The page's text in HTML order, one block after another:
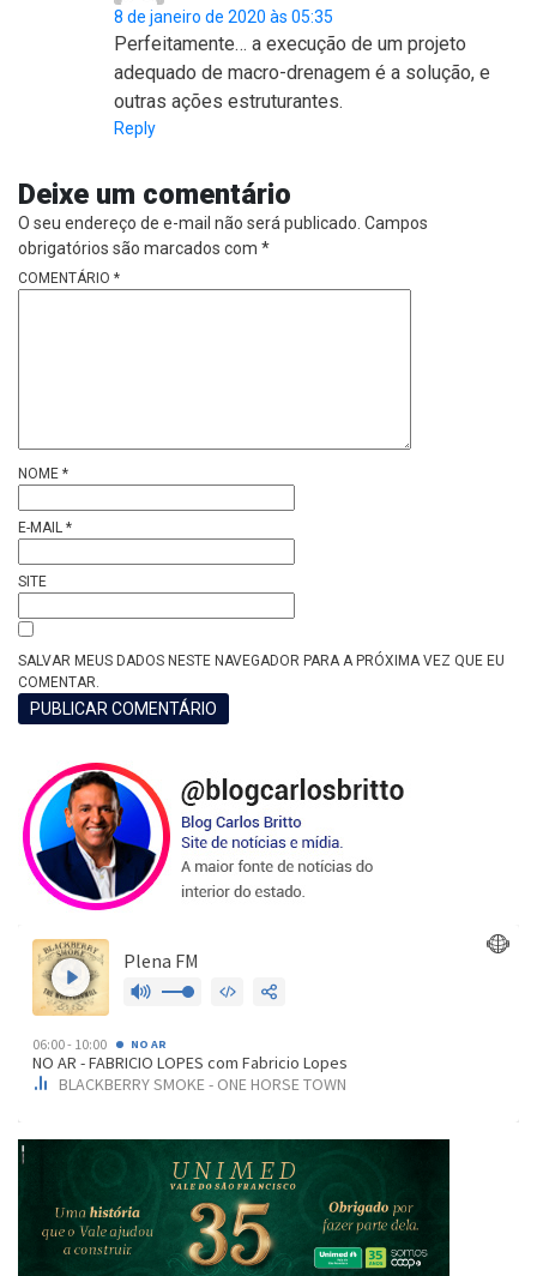
8 de janeiro de 2020 às 05:35
Perfeitamente… a execução de um projeto
adequado de macro-drenagem é a solução, e
outras ações estruturantes.
Reply
Deixe um comentário
O seu endereço de e-mail não será publicado. Campos
obrigatórios são marcados com *
COMENTÁRIO *
NOME *
E-MAIL *
SITE
SALVAR MEUS DADOS NESTE NAVEGADOR PARA A PRÓXIMA VEZ QUE EU
COMENTAR.